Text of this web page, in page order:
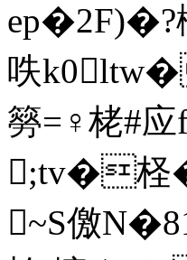
ep�2F)�?
呹
簩=♀栳#应
;tv�柽
~S儌